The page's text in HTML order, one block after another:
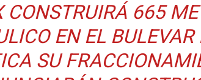
CONSTRUIRÁ 665
EN EL BULEVAR
SU